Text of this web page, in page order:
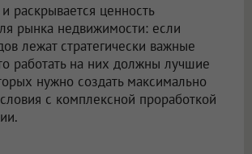
раскрывается ценность
рынка недвижимости: если
лежат стратегически важные
работать на них должны лучшие
нужно создать максимально
с комплексной проработкой